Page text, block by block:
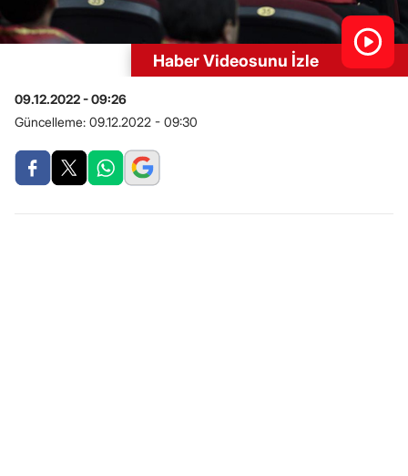
Haber Videosunu İzle
09.12.2022 - 09:26
Güncelleme: 09.12.2022 - 09:30